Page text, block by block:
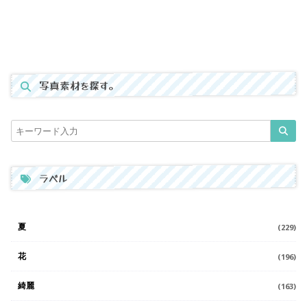
写真素材を探す。
ラベル
夏 (229)
花 (196)
綺麗 (163)